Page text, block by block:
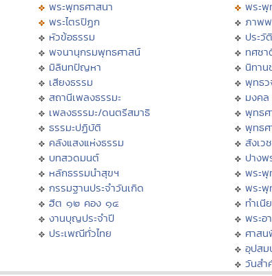
พระพุทธศาสนา
พระไตรปิฏก
หัวข้อธรรม
พจนานุกรมพุทธศาสน์
มิลินทปัญหา
เสียงธรรม
สถานีเพลงธรรมะ
เพลงธรรมะ/ดนตรีสมาธิ
ธรรมะปฏิบัติ
คลังแสงแห่งธรรม
บทสวดมนต์
หลักธรรมนำสุขฯ
กรรมฐานประจำวันเกิด
ฮีต ๑๒ คอง ๑๔
งานบุญประจำปี
ประเพณีทั่วไทย
พระพุ
ภาพพ
ประวั
ทศช
นิทาน
พุทธว
มงคล
พุทธ
พุทธ
สังเว
ปางพ
พระ
พระพุ
ทำเนี
พระอ
ศาส
อุปส
วันสำ